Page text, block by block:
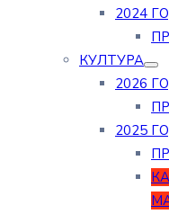
2024
КУЛТУРА
2026
2025